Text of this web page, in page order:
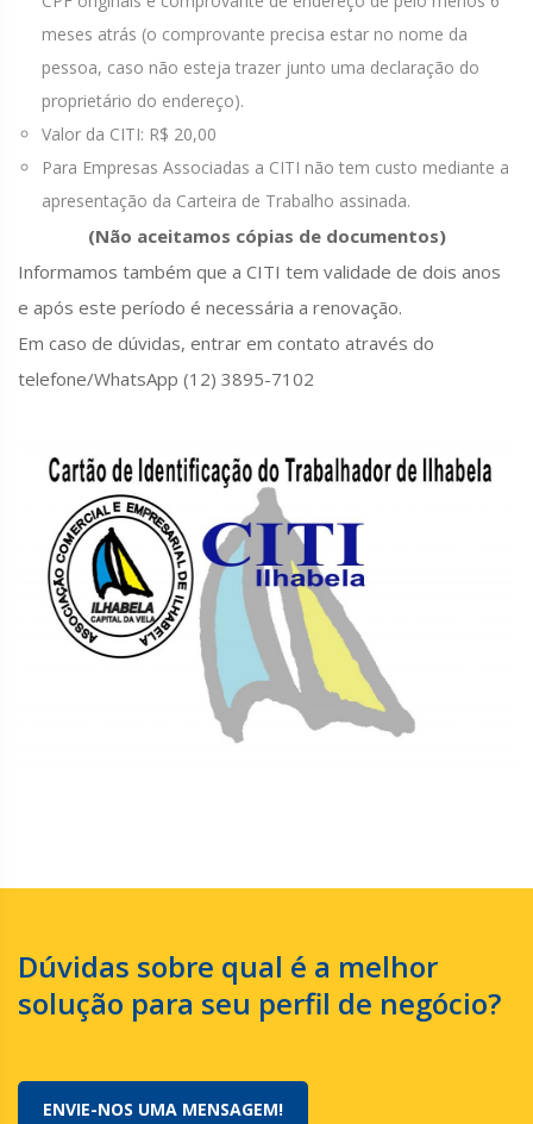
meses atrás (o comprovante precisa estar no nome da
pessoa, caso não esteja trazer junto uma declaração do
proprietário do endereço).
Valor da CITI: R$ 20,00
Para Empresas Associadas a CITI não tem custo mediante a
apresentação da Carteira de Trabalho assinada.
(Não aceitamos cópias de documentos)
Informamos também que a CITI tem validade de dois anos
e após este período é necessária a renovação.
Em caso de dúvidas, entrar em contato através do
telefone/WhatsApp (12) 3895-7102
Dúvidas sobre qual é a melhor
solução para seu perfil de negócio?
ENVIE-NOS UMA MENSAGEM!